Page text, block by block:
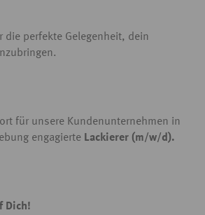
die perfekte Gelegenheit, dein
für unsere Kundenunternehmen in
engagierte Lackierer (m/w/d).
Dich!